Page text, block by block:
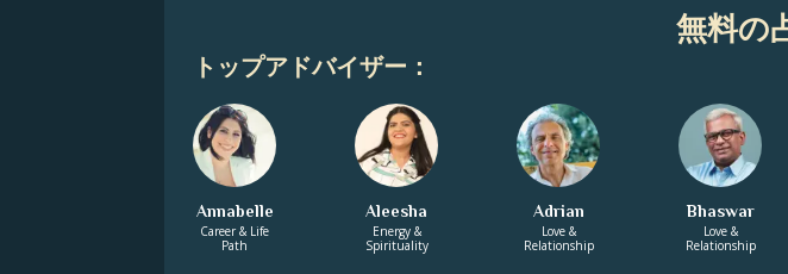
無料の
トップアドバイザー：
Annabelle
Career & Life
Path
Aleesha
Energy &
Spirituality
Adrian
Love &
Relationship
Bhaswar
Love &
Relationship